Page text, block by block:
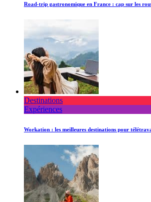
Road-trip gastronomique en France : cap sur les
Destinations
Expériences
Workation : les meilleures destinations pour